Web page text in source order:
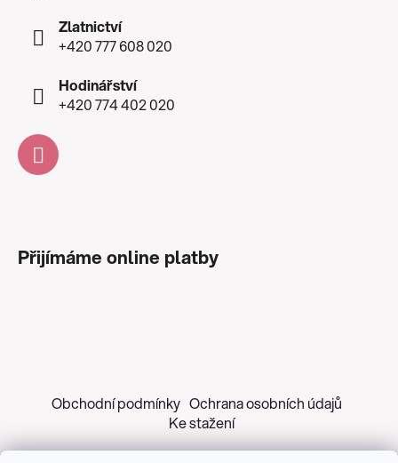
Zlatnictví
+420 777 608 020
Hodinářství
+420 774 402 020
Přijímáme online platby
Obchodní podmínky Ochrana osobních údajů
Ke stažení